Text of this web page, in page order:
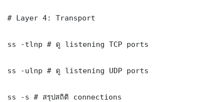
# Layer 4: Transport
ss -tlnp # ดู listening TCP ports
ss -ulnp # ดู listening UDP ports
ss -s # สรุปสถิติ connections